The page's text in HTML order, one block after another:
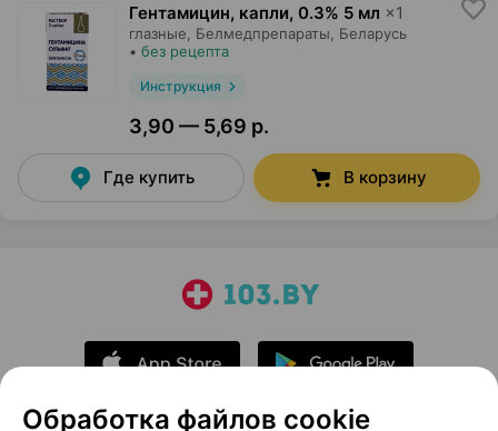
Гентамицин, капли, 0.3% 5 мл ×1
глазные, Белмедпрепараты , Беларусь
• без рецепта
Инструкция
3,90 — 5,69 р.
Где купить В корзину
Обработка файлов cookie